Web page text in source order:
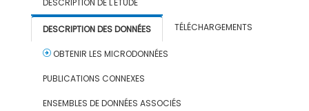
DESCRIPTION DES DONNÉES TÉLÉCHARGEMENTS
OBTENIR LES MICRODONNÉES
PUBLICATIONS CONNEXES
ENSEMBLES DE DONNÉES ASSOCIÉS